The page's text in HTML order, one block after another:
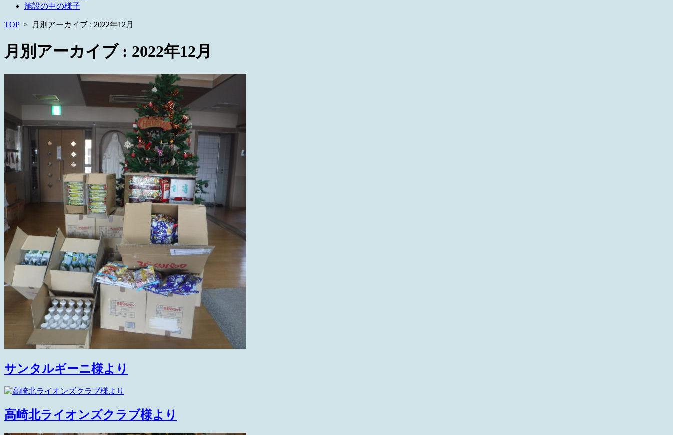
施設の中の様子
TOP> 月別アーカイブ : 2022年12月
月別アーカイブ : 2022年12月
サンタルギーニ様より
高崎北ライオンズクラブ様より